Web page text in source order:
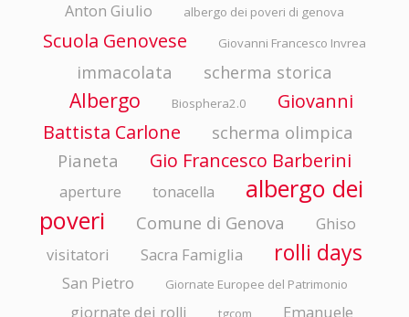
Anton Giulio albergo dei poveri di genova
Scuola Genovese Giovanni Francesco Invrea
immacolata scherma storica
Albergo Biosphera2.0
Giovanni
Battista Carlone
scherma olimpica
Pianeta
Gio Francesco Barberini
aperture tonacella
albergo dei
poveri
Comune di Genova
Ghiso
visitatori
Sacra Famiglia rolli days
San Pietro Giornate Europee del Patrimonio
giornate dei rolli tgcom Emanuele